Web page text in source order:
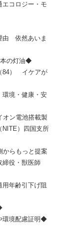
コロジー・モ
由 依然あいま
本の灯油◆
84） イケアが
境・健康・安
ン電池搭載製
）四国支所
らもっと提案
締役・獣医師
年齢引下げ阻
環境配慮証明◆